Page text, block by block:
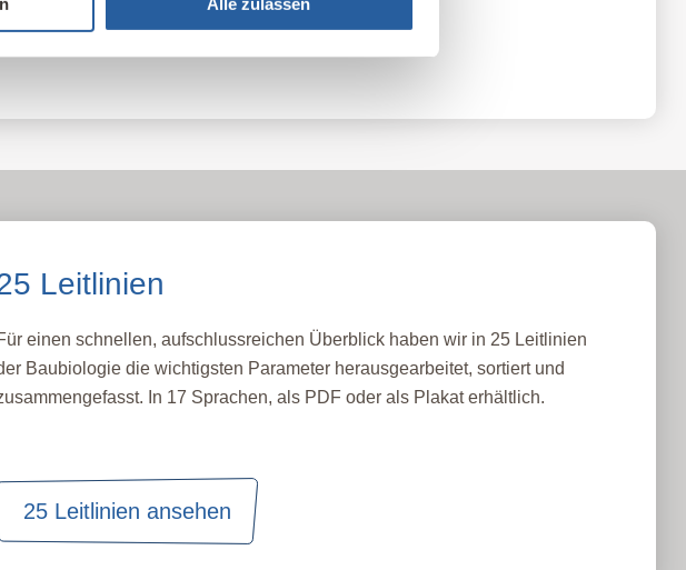
Leitlinien
einen schnellen, aufschlussreichen Überblick haben wir in 25 Leitlinien
Baubiologie die wichtigsten Parameter herausgearbeitet, sortiert und
In 17 Sprachen, als PDF oder als Plakat erhältlich.
25 Leitlinien ansehen